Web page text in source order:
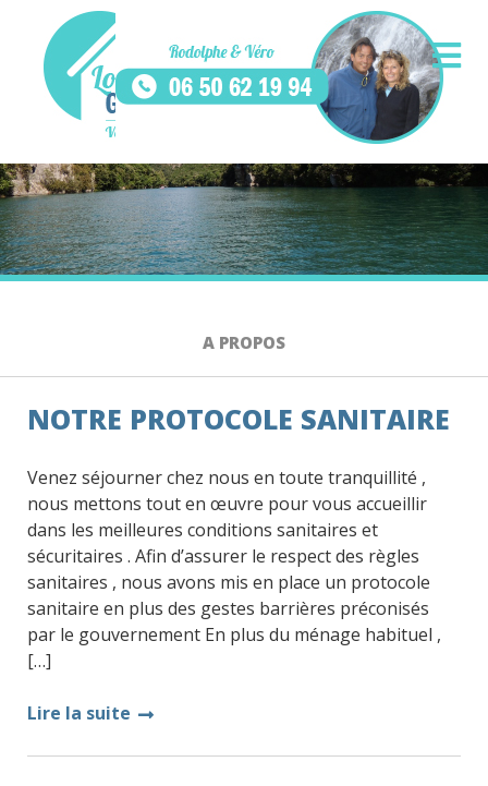
A PROPOS
NOTRE PROTOCOLE SANITAIRE
Venez séjourner chez nous en toute tranquillité ,
nous mettons tout en œuvre pour vous accueillir
dans les meilleures conditions sanitaires et
sécuritaires . Afin d’assurer le respect des règles
sanitaires , nous avons mis en place un protocole
sanitaire en plus des gestes barrières préconisés
par le gouvernement En plus du ménage habituel ,
[…]
Lire la suite